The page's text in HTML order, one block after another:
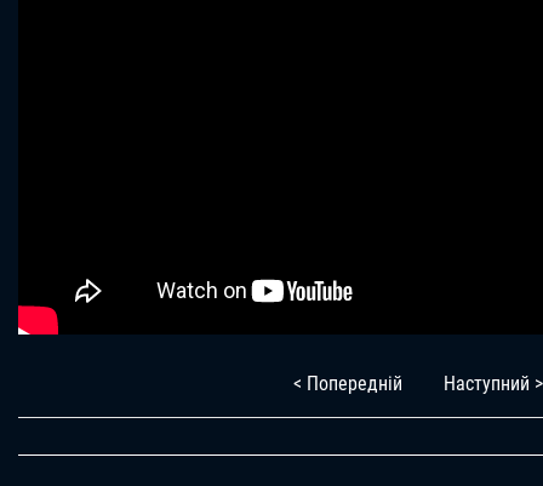
< Попередній Наступний >